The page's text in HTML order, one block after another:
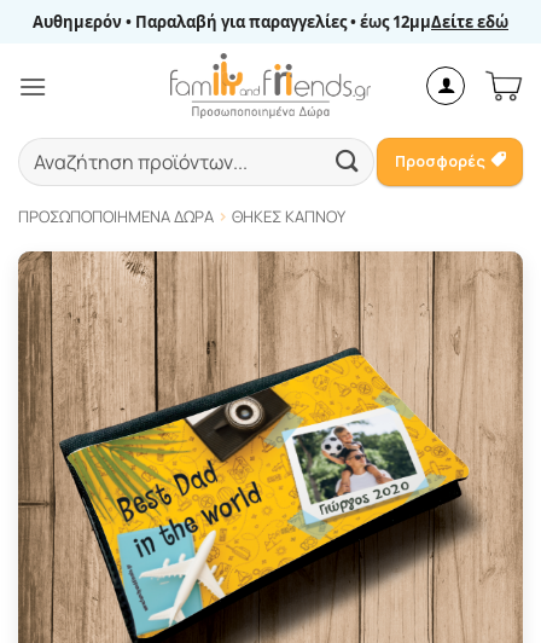
Μετάβαση
περιεχόμενο
Αυθημερόν • Παραλαβή για παραγγελίες • έως 12μμΔείτε εδώ
Αναζήτηση
για:
Προσφορές
ΠΡΟΣΩΠΟΠΟΙΗΜΈΝΑ ΔΏΡΑ ΘΉΚΕΣ ΚΑΠΝΟΎ